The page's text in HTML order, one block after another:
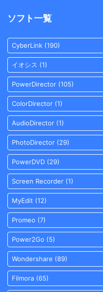
ソフト一覧
CyberLink (190)
イオシス (1)
PowerDirector (105)
ColorDirector (1)
AudioDirector (1)
PhotoDirector (29)
PowerDVD (29)
Screen Recorder (1)
MyEdit (12)
Promeo (7)
Power2Go (5)
Wondershare (89)
Filmora (65)